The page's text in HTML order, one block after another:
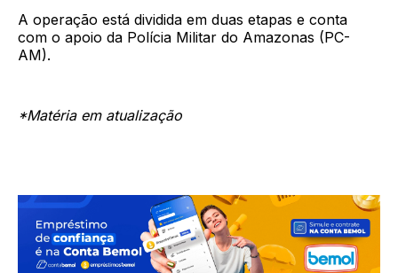
A operação está dividida em duas etapas e conta
com o apoio da Polícia Militar do Amazonas (PC-
AM).
*Matéria em atualização